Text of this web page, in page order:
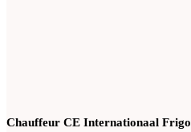
Chauffeur CE Internationaal Frigo